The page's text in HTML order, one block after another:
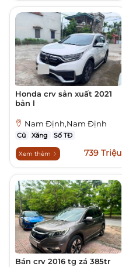
Honda crv sản xuất 2021
bản l
Nam Định,Nam Định
Cũ Xăng Số TĐ
Xem thêm 739 Triệu
Bán crv 2016 tg zá 385tr